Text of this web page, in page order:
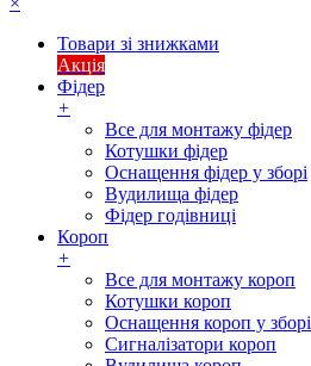
Товари зі знижками
Акція
Фідер
+
Все для монтажу фідер
Котушки фідер
Оснащення фідер у зборі
Вудилища фідер
Фідер годівниці
Короп
+
Все для монтажу короп
Котушки короп
Оснащення короп у зборі
Сигналізатори короп